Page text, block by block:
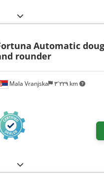
Mala Vranjska ۳٬۲۲۹ km
Automatic
rounder